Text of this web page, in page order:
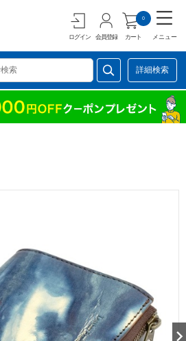
ログイン 会員登録 カート
0
メニュー
詳細検索